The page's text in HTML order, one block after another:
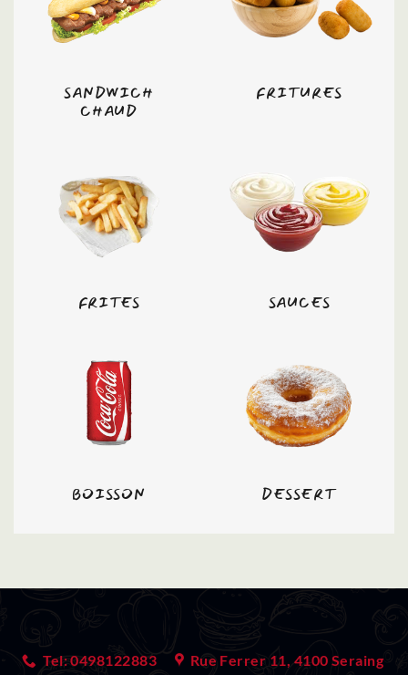
SANDWICH
CHAUD
FRITURES
FRITES SAUCES
BOISSON DESSERT
Tel: 0498122883 Rue Ferrer 11, 4100 Seraing